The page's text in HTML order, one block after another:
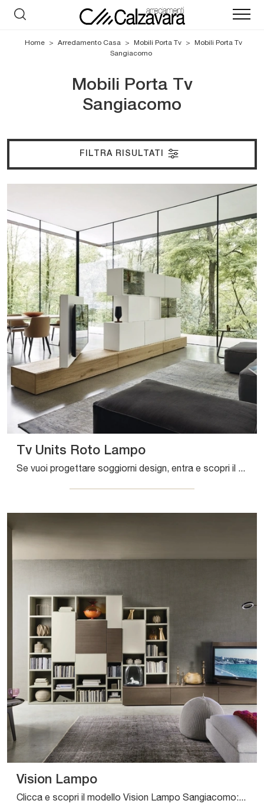
Home > Arredamento Casa > Mobili Porta Tv > Mobili Porta Tv
Sangiacomo
Mobili Porta Tv
Sangiacomo
FILTRA RISULTATI
Tv Units Roto Lampo
Se vuoi progettare soggiorni design, entra e scopri il mobile porta tv Tv Units Roto Lampo dell'azienda Sangiacomo, fatto in legno
Vision Lampo
Clicca e scopri il modello Vision Lampo Sangiacomo: questo mobile per la TV in legno è tra le più esclusive soluzioni per il soggiorno.